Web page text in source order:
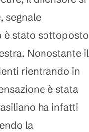
segnale
è stato sottoposto
Nonostante il
rientrando in
è stata
ha infatti
la